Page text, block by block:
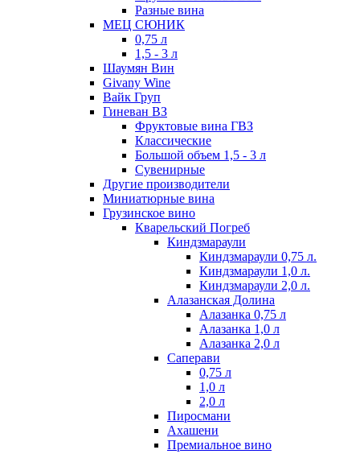
Разные вина
МЕЦ СЮНИК
0,75 л
1,5 - 3 л
Шаумян Вин
Givany Wine
Вайк Груп
Гиневан ВЗ
Фруктовые вина ГВЗ
Классические
Большой объем 1,5 - 3 л
Сувенирные
Другие производители
Миниатюрные вина
Грузинское вино
Кварельский Погреб
Киндзмараули
Киндзмараули 0,75 л.
Киндзмараули 1,0 л.
Киндзмараули 2,0 л.
Алазанская Долина
Алазанка 0,75 л
Алазанка 1,0 л
Алазанка 2,0 л
Саперави
0,75 л
1,0 л
2,0 л
Пиросмани
Ахашени
Премиальное вино